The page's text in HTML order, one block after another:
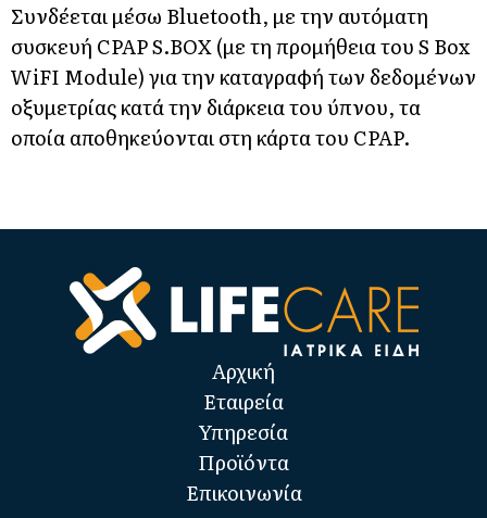
Συνδέεται μέσω Bluetooth, με την αυτόματη
συσκευή CPAP S.BOX (με τη προμήθεια του S Box
WiFI Μodule) για την καταγραφή των δεδομένων
οξυμετρίας κατά την διάρκεια του ύπνου, τα
οποία αποθηκεύονται στη κάρτα του CPAP.
Αρχική
Εταιρεία
Υπηρεσία
Προϊόντα
Επικοινωνία